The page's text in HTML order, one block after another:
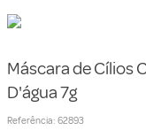
Máscara de Cílios
D'água 7g
Referência: 62893